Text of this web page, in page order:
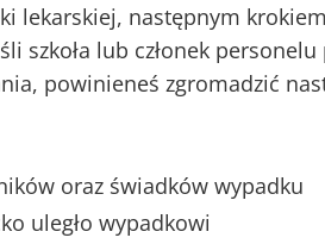
lekarskiej, następnym
szkoła lub członek personelu
powinieneś zgromadzić
oraz świadków wypadku
uległo wypadkowi